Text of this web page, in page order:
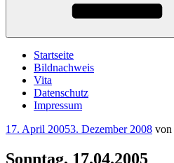
Startseite
Bildnachweis
Vita
Datenschutz
Impressum
Veröffentlicht
17. April 20053. Dezember 2008 von
Sonntag, 17.04.2005